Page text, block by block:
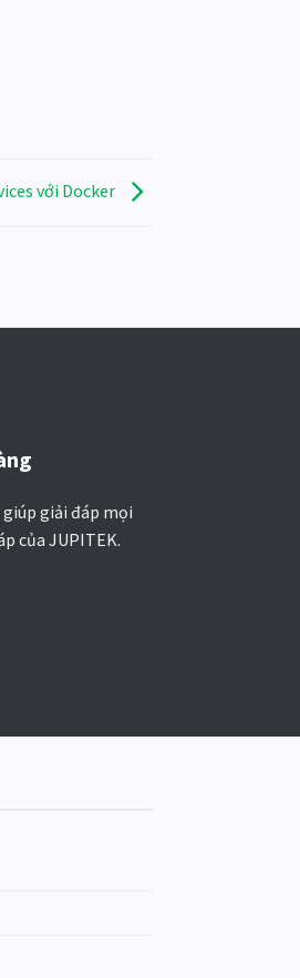
với Docker
giải đáp mọi
của JUPITEK.